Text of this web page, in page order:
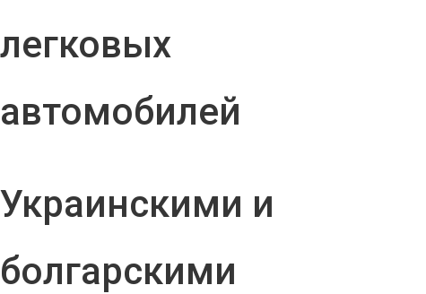
легковых
автомобилей
Украинскими и
болгарскими